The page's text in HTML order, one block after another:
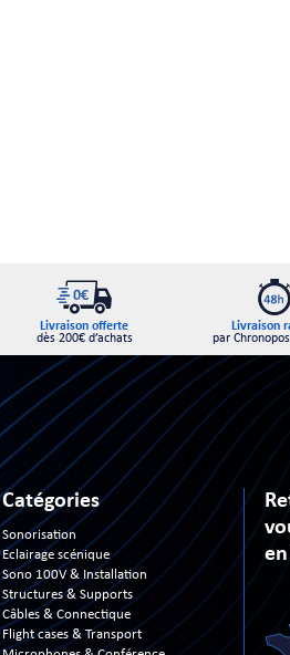
Livraison offerte
dès 200€ d’achats
Livraison
par
Catégories
Sonorisation
Eclairage scénique
Sono 100V & Installation
Structures & Supports
Câbles & Connectique
Flight cases & Transport